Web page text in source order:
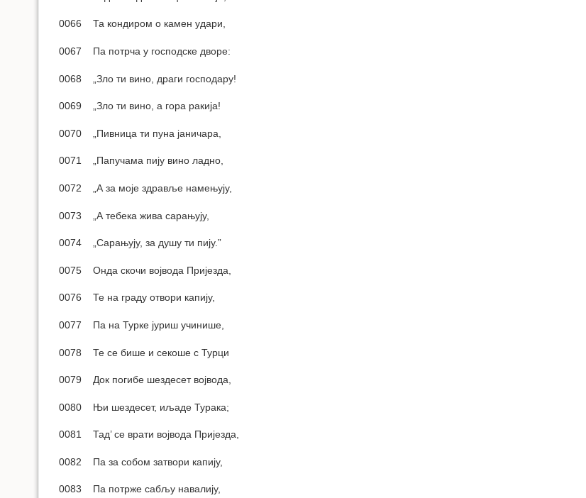
0066 Та кондиром о камен удари,
0067 Па потрча у господске дворе:
0068 „Зло ти вино, драги господару!
0069 „Зло ти вино, а гора ракија!
0070 „Пивница ти пуна јаничара,
0071 „Папучама пију вино ладно,
0072 „А за моје здравље намењују,
0073 „А тебека жива сарањују,
0074 „Сарањују, за душу ти пију.”
0075 Онда скочи војвода Пријезда,
0076 Те на граду отвори капију,
0077 Па на Турке јуриш учинише,
0078 Те се бише и секоше с Турци
0079 Док погибе шездесет војвода,
0080 Њи шездесет, иљаде Турака;
0081 Тад’ се врати војвода Пријезда,
0082 Па за собом затвори капију,
0083 Па потрже сабљу навалију,